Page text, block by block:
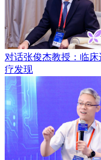
对话张俊杰教授：临
疗发现